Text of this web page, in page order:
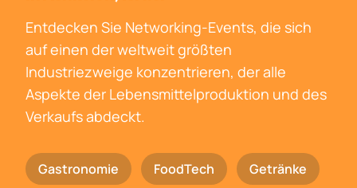
Entdecken Sie Networking-Events, die sich
auf einen der weltweit größten
Industriezweige konzentrieren, der alle
Aspekte der Lebensmittelproduktion und des
Verkaufs abdeckt.
Gastronomie FoodTech Getränke